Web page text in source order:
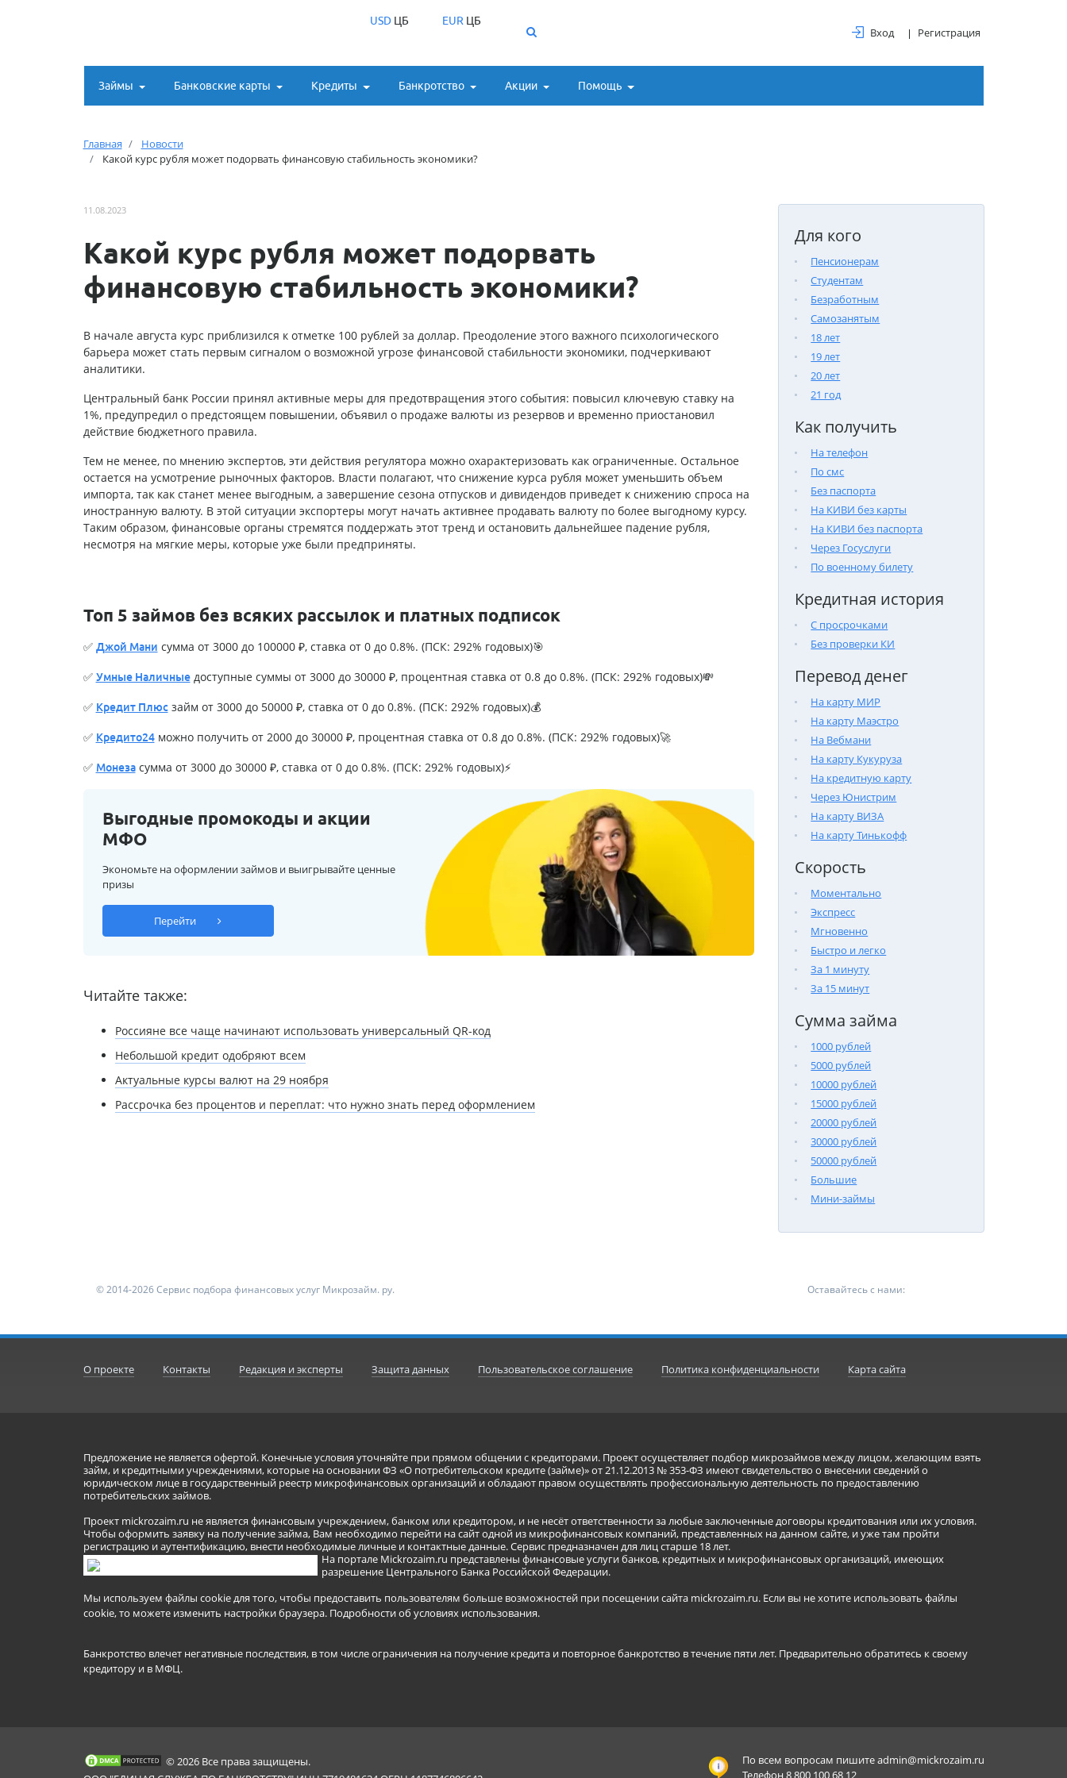
USDЦБ EUR ЦБ
Вход Регистрация
Займы Банковские карты Кредиты Банкротство Акции Помощь
Главная
Новости
Какой курс рубля может подорвать финансовую стабильность экономики?
Для кого
Пенсионерам
Студентам
Безработным
Самозанятым
18 лет
19 лет
20 лет
21 год
Как получить
На телефон
По смс
Без паспорта
На КИВИ без карты
На КИВИ без паспорта
Через Госуслуги
По военному билету
Кредитная история
С просрочками
Без проверки КИ
Перевод денег
На карту МИР
На карту Маэстро
На Вебмани
На карту Кукуруза
На кредитную карту
Через Юнистрим
На карту ВИЗА
На карту Тинькофф
Скорость
Моментально
Экспресс
Мгновенно
Быстро и легко
За 1 минуту
За 15 минут
Сумма займа
1000 рублей
5000 рублей
10000 рублей
15000 рублей
20000 рублей
30000 рублей
50000 рублей
Большие
Мини-займы
11.08.2023
Какой курс рубля может подорвать
финансовую стабильность экономики?
В начале августа курс приблизился к отметке 100 рублей за доллар. Преодоление этого важного психологического
барьера может стать первым сигналом о возможной угрозе финансовой стабильности экономики, подчеркивают
аналитики.
Центральный банк России принял активные меры для предотвращения этого события: повысил ключевую ставку на
1%, предупредил о предстоящем повышении, объявил о продаже валюты из резервов и временно приостановил
действие бюджетного правила.
Тем не менее, по мнению экспертов, эти действия регулятора можно охарактеризовать как ограниченные. Остальное
остается на усмотрение рыночных факторов. Власти полагают, что снижение курса рубля может уменьшить объем
импорта, так как станет менее выгодным, а завершение сезона отпусков и дивидендов приведет к снижению спроса на
иностранную валюту. В этой ситуации экспортеры могут начать активнее продавать валюту по более выгодному курсу.
Таким образом, финансовые органы стремятся поддержать этот тренд и остановить дальнейшее падение рубля,
несмотря на мягкие меры, которые уже были предприняты.
Топ 5 займов без всяких рассылок и платных подписок
✅ Джой Мани сумма от 3000 до 100000 ₽, ставка от 0 до 0.8%. (ПСК: 292% годовых)🎯
✅ Умные Наличныедоступные суммы от 3000 до 30000 ₽, процентная ставка от 0.8 до 0.8%. (ПСК: 292% годовых)💸
✅ Кредит Плюсзайм от 3000 до 50000 ₽, ставка от 0 до 0.8%. (ПСК: 292% годовых)💰
✅ Кредито24можно получить от 2000 до 30000 ₽, процентная ставка от 0.8 до 0.8%. (ПСК: 292% годовых)🚀
✅ Монезасумма от 3000 до 30000 ₽, ставка от 0 до 0.8%. (ПСК: 292% годовых)⚡
Выгодные промокоды и акции
МФО
Экономьте на оформлении займов и выигрывайте ценные
призы
Перейти
Читайте также:
Россияне все чаще начинают использовать универсальный QR-код
Небольшой кредит одобряют всем
Актуальные курсы валют на 29 ноября
Рассрочка без процентов и переплат: что нужно знать перед оформлением
© 2014-2026 Сервис подбора финансовых услуг Микрозайм. ру. Оставайтесь с нами:
О проекте Контакты Редакция и эксперты Защита данных Пользовательское соглашение Политика конфиденциальности Карта сайта
Предложение не является офертой. Конечные условия уточняйте при прямом общении с кредиторами. Проект осуществляет подбор микрозаймов между лицом, желающим взять
займ, и кредитными учреждениями, которые на основании ФЗ «О потребительском кредите (займе)» от 21.12.2013 № 353-ФЗ имеют свидетельство о внесении сведений о
юридическом лице в государственный реестр микрофинансовых организаций и обладают правом осуществлять профессиональную деятельность по предоставлению
потребительских займов.
Проект mickrozaim.ru не является финансовым учреждением, банком или кредитором, и не несёт ответственности за любые заключенные договоры кредитования или их условия.
Чтобы оформить заявку на получение займа, Вам необходимо перейти на сайт одной из микрофинансовых компаний, представленных на данном сайте, и уже там пройти
регистрацию и аутентификацию, внести необходимые личные и контактные данные. Сервис предназначен для лиц старше 18 лет.
На портале Mickrozaim.ru представлены финансовые услуги банков, кредитных и микрофинансовых организаций, имеющих
разрешение Центрального Банка Российской Федерации.
Мы используем файлы cookie для того, чтобы предоставить пользователям больше возможностей при посещении сайта mickrozaim.ru. Если вы не хотите использовать файлы
cookie, то можете изменить настройки браузера. Подробности об условиях использования.
Банкротство влечет негативные последствия, в том числе ограничения на получение кредита и повторное банкротство в течение пяти лет. Предварительно обратитесь к своему
кредитору и в МФЦ.
По всем вопросам пишитеadmin@mickrozaim.ru
Телефон 8 800 100 68 12
© 2026 Все права защищены.